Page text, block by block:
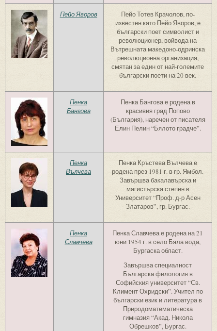
Пейо Яворов
Пейо Тотев Крачолов, по-
известен като Пейо Яворов, е
български поет символист и
революционер, войвода на
Вътрешната македоно-одринска
революционна организация,
смятан за един от най-големите
български поети на 20 век.
Пенка
Бангова
Пенка Бангова е родена в
красивия град Попово
(България), наречен от писателя
Елин Пелин “Бялото градче”.
Пенка
Вълчева
Пенка Кръстева Вълчева е
родена през 1981 г. в гр. Ямбол.
Завършва бакалавърска и
магистърска степен в
Университет “Проф. д-р Асен
Златаров”, гр. Бургас.
Пенка
Славчева
Пенка Славчева е родена на 21
юни 1954 г. в село Бяла вода,
Бургаска област.
Завършва специалност
Българска филология в
Софийския университет “Св.
Климент Охридски”. Учител по
български език и литература в
Природоматематическа
гимназия “Акад. Никола
Обрешков”, Бургас.